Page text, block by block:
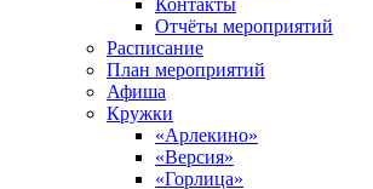
Контакты
Отчёты мероприятий
Расписание
План мероприятий
Афиша
Кружки
«Арлекино»
«Версия»
«Горлица»